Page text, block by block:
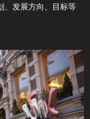
、发展方向、目标等